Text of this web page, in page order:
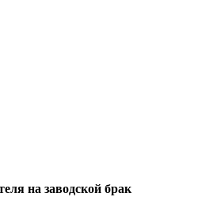
на заводской брак